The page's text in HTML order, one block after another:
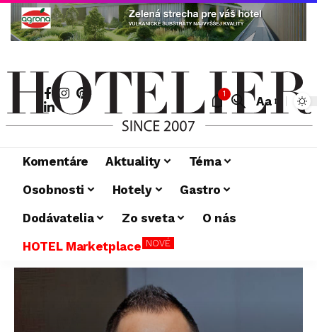
1
Aa
Komentáre Aktuality
Téma
Osobnosti
Hotely
Gastro
Dodávatelia
Zo sveta
O nás
HOTEL Marketplace NOVÉ